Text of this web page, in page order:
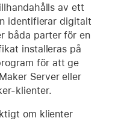
av ett
identifierar digitalt
båda parter för en
installeras på
för att ge
Server eller
klienter.
om klienter